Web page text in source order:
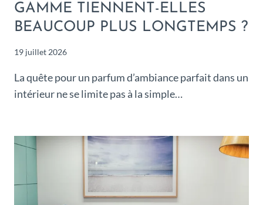
GAMME TIENNENT-ELLES
BEAUCOUP PLUS LONGTEMPS ?
19 juillet 2026
La quête pour un parfum d’ambiance parfait dans un
intérieur ne se limite pas à la simple…